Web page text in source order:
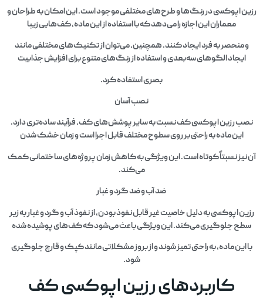
رزین اپوکسی در رنگ‌ها و طرح‌های مختلفی موجود است. این امکان به طراحان و
معماران این اجازه را می‌دهد که با استفاده از این ماده، کف‌هایی زیبا
و منحصر به فرد ایجاد کنند. همچنین، می‌توان از تکنیک‌های مختلفی مانند
ایجاد الگوهای سه‌بعدی و استفاده از رنگ‌های متنوع برای افزایش جذابیت
بصری استفاده کرد.
نصب آسان
نصب رزین اپوکسی کف نسبت به سایر پوشش‌های کف، فرآیند ساده‌تری دارد.
این ماده به راحتی بر روی سطوح مختلف قابل اجرا است و زمان خشک شدن
آن نیز نسبتاً کوتاه است. این ویژگی به کاهش زمان پروژه‌های ساختمانی کمک
می‌کند.
ضد آب و ضد گرد و غبار
رزین اپوکسی به دلیل خاصیت غیر قابل نفوذ بودن، از نفوذ آب و گرد و غبار به زیر
سطح جلوگیری می‌کند. این ویژگی باعث می‌شود که کف‌های پوشیده شده
با این ماده، به راحتی تمیز شوند و از بروز مشکلاتی مانند کپک و قارچ جلوگیری
شود.
کاربردهای رزین اپوکسی کف